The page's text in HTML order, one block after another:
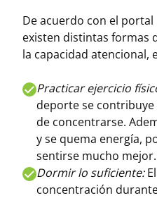
De acuerdo con el portal
existen distintas formas
la capacidad atencional,
Practicar ejercicio
deporte se
de concentrarse.
y se quema energía,
sentirse mucho mejor.
Dormir lo suficiente:
concentración